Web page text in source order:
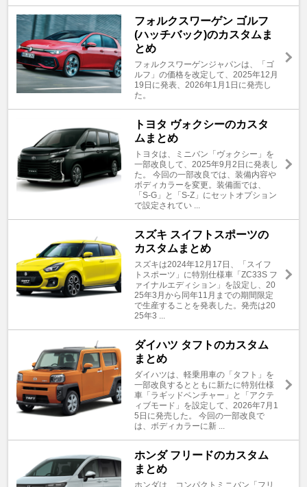
フォルクスワーゲン ゴルフ
(ハッチバック)のカスタムま
とめ
フォルクスワーゲンジャパンは、「ゴ
ルフ」の価格を改定して、2025年12月
19日に発表、2026年1月1日に発売し
た。
トヨタ ヴォクシーのカスタ
ムまとめ
トヨタは、ミニバン「ヴォクシー」を
一部改良して、2025年9月2日に発表し
た。 今回の一部改良では、装備内容や
ボディカラーを変更。装備面では、
「S-G」と「S-Z」にセットオプション
で設定されてい ...
スズキ スイフトスポーツの
カスタムまとめ
スズキは2024年12月17日、「スイフ
トスポーツ」に特別仕様車「ZC33S フ
ァイナルエディション」を設定し、20
25年3月から同年11月までの期間限定
で生産することを発表した。発売は20
25年3 ...
ダイハツ タフトのカスタム
まとめ
ダイハツは、軽乗用車の「タフト」を
一部改良するとともに新たに特別仕様
車「ラギッドベンチャー」と「アクテ
ィブモード」を設定して、2026年7月1
5日に発売した。 今回の一部改良で
は、ボディカラーに新 ...
ホンダ フリードのカスタム
まとめ
ホンダは、コンパクトミニバン「フリ